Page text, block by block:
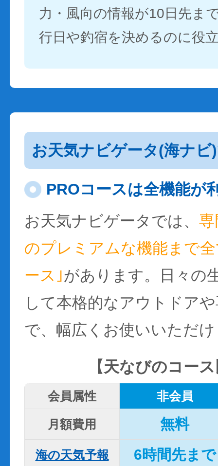
力・風向の情報が10日先ま
行日や釣宿を決めるのに役
お天気ナビゲータ(海ナビ
PROコースは全機能が
お天気ナビゲータでは、
のプレミアムな機能まで
ース｣があります。日々の
して本格的なアウトドア
で、幅広くお使いいただ
【天なびのコー
会員属性 非会員
月額費用 無料
海の天気予報 6時間先まで